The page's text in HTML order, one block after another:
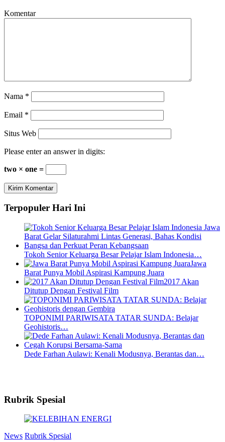
Komentar
Nama *
Email *
Situs Web
Please enter an answer in digits:
two × one =
Terpopuler Hari Ini
Tokoh Senior Keluarga Besar Pelajar Islam Indonesia…
Jawa
Barat Punya Mobil Aspirasi Kampung Juara
2017 Akan
Ditutup Dengan Festival Film
TOPONIMI PARIWISATA TATAR SUNDA: Belajar
Geohistoris…
Dede Farhan Aulawi: Kenali Modusnya, Berantas dan…
Rubrik Spesial
News Rubrik Spesial